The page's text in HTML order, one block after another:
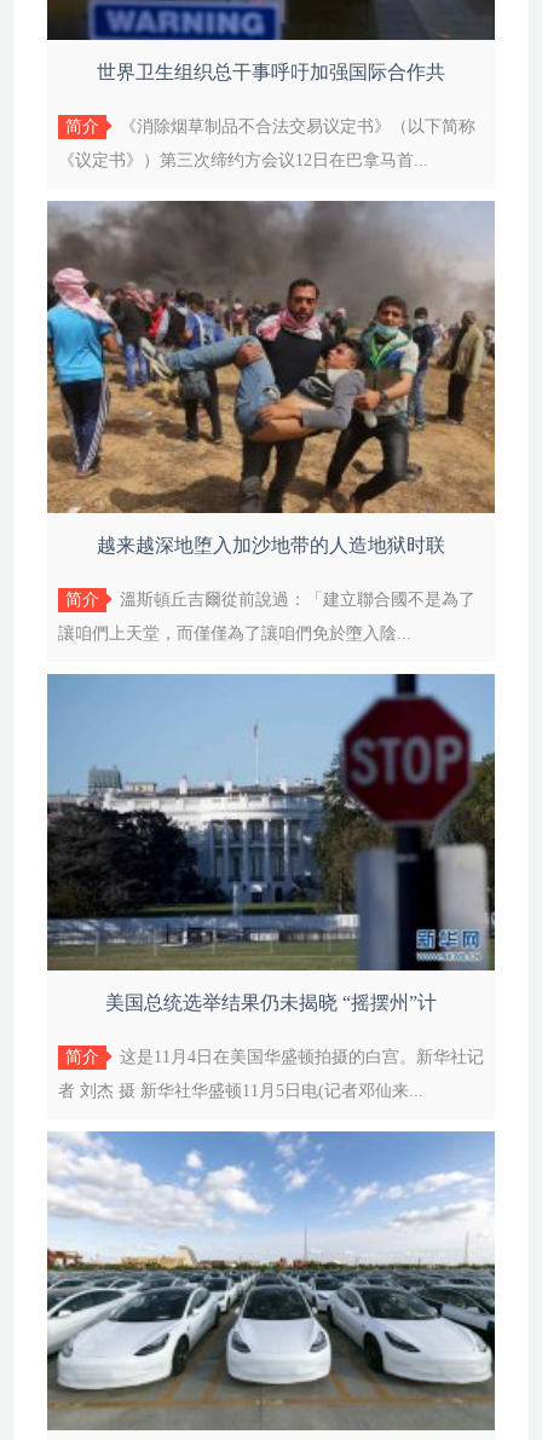
世界卫生组织总干事呼吁加强国际合作共
简介
《消除烟草制品不合法交易议定书》（以下简称
《议定书》）第三次缔约方会议12日在巴拿马首...
越来越深地堕入加沙地带的人造地狱时联
简介
溫斯頓丘吉爾從前說過：「建立聯合國不是為了
讓咱們上天堂，而僅僅為了讓咱們免於墮入陰...
美国总统选举结果仍未揭晓 “摇摆州”计
简介
这是11月4日在美国华盛顿拍摄的白宫。新华社记
者 刘杰 摄 新华社华盛顿11月5日电(记者邓仙来...